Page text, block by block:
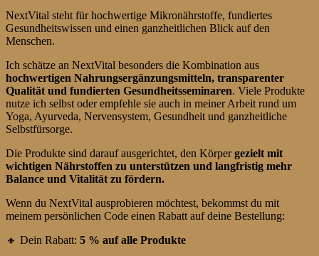
NextVital steht für hochwertige Mikronährstoffe, fundiertes
Gesundheitswissen und einen ganzheitlichen Blick auf den
Menschen.
Ich schätze an NextVital besonders die Kombination aus
hochwertigen Nahrungsergänzungsmitteln, transparenter
Qualität und fundierten Gesundheitsseminaren. Viele Produkte
nutze ich selbst oder empfehle sie auch in meiner Arbeit rund um
Yoga, Ayurveda, Nervensystem, Gesundheit und ganzheitliche
Selbstfürsorge.
Die Produkte sind darauf ausgerichtet, den Körpergezielt mit
wichtigen Nährstoffen zu unterstützen und langfristig mehr
Balance und Vitalität zu fördern.
Wenn du NextVital ausprobieren möchtest, bekommst du mit
meinem persönlichen Code einen Rabatt auf deine Bestellung:
🔸 Dein Rabatt: 5 % auf alle Produkte